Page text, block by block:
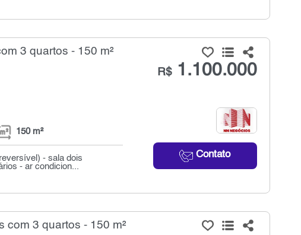
3 quartos - 150 m²
R$1.100.000
Contato
150 m²
- sala dois
- ar condicion...
com 3 quartos - 150 m²